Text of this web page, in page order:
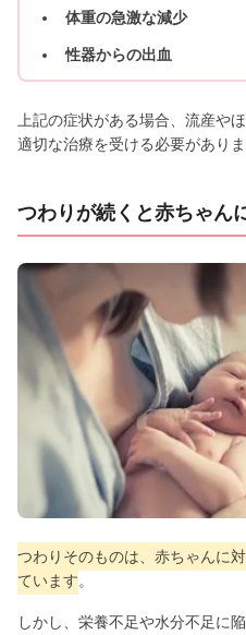
体重の急激な減少
性器からの出血
上記の症状がある場合、流産や
適切な治療を受ける必要がありま
つわりが続くと赤ちゃん
つわりそのものは、赤ちゃんに
ています。
しかし、栄養不足や水分不足に